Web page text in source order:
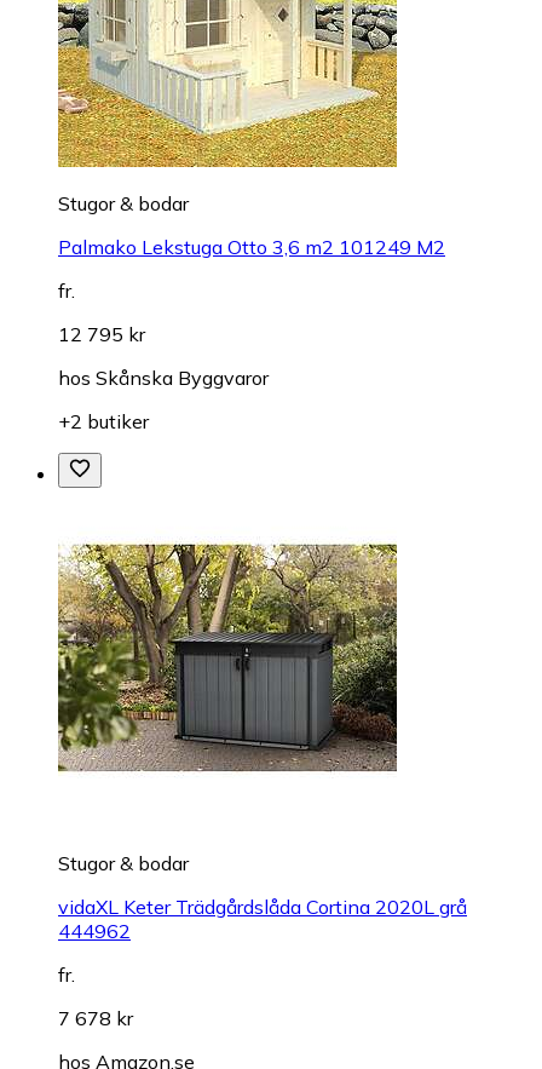
Stugor & bodar
Palmako Lekstuga Otto 3,6 m2 101249 M2
fr.
12 795 kr
hos Skånska Byggvaror
+2 butiker
Stugor & bodar
vidaXL Keter Trädgårdslåda Cortina 2020L grå
444962
fr.
7 678 kr
hos Amazon.se